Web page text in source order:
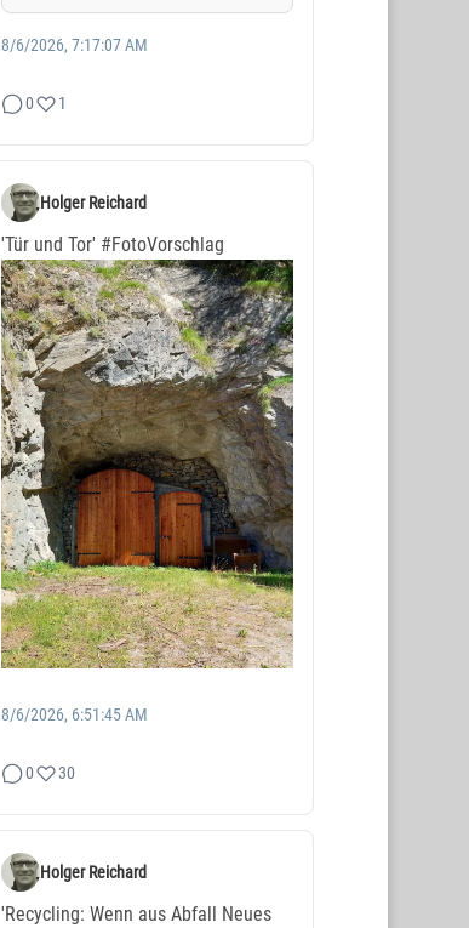
8/6/2026, 7:17:07 AM
0 1
Holger Reichard
'Tür und Tor' #FotoVorschlag
8/6/2026, 6:51:45 AM
0 30
Holger Reichard
'Recycling: Wenn aus Abfall Neues